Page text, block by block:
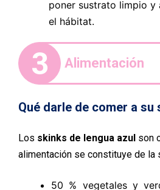
poner sustrato limpio y
el hábitat.
3 Alimentación
Qué darle de comer a
Los skinks de lengua azul son
alimentación se constituye de la
50 % vegetales y